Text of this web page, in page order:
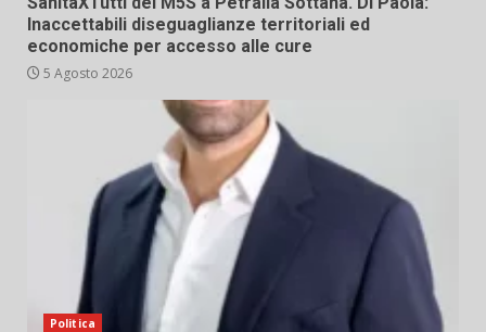
Inaccettabili diseguaglianze territoriali ed
economiche per accesso alle cure
5 Agosto 2026
Politica